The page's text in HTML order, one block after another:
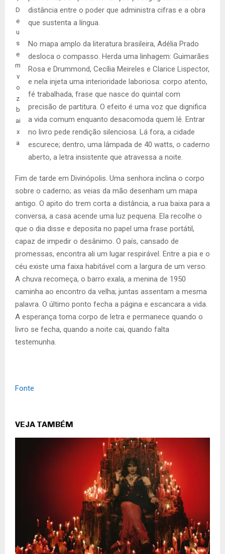
D
e
u
s
e
m
v
o
z
b
ai
x
a
distância entre o poder que administra cifras e a obra
que sustenta a língua.
No mapa amplo da literatura brasileira, Adélia Prado
desloca o compasso. Herda uma linhagem: Guimarães
Rosa e Drummond, Cecília Meireles e Clarice Lispector,
e nela injeta uma interioridade laboriosa: corpo atento,
fé trabalhada, frase que nasce do quintal com
precisão de partitura. O efeito é uma voz que dignifica
a vida comum enquanto desacomoda quem lê. Entrar
no livro pede rendição silenciosa. Lá fora, a cidade
escurece; dentro, uma lâmpada de 40 watts, o caderno
aberto, a letra insistente que atravessa a noite.
Fim de tarde em Divinópolis. Uma senhora inclina o corpo
sobre o caderno; as veias da mão desenham um mapa
antigo. O apito do trem corta a distância, a rua baixa para a
conversa, a casa acende uma luz pequena. Ela recolhe o
que o dia disse e deposita no papel uma frase portátil,
capaz de impedir o desânimo. O país, cansado de
promessas, encontra ali um lugar respirável. Entre a pia e o
céu existe uma faixa habitável com a largura de um verso.
A chuva recomeça, o barro exala, a menina de 1950
caminha ao encontro da velha; juntas assentam a mesma
palavra. O último ponto fecha a página e escancara a vida.
A esperança toma corpo de letra e permanece quando o
livro se fecha, quando a noite cai, quando falta
testemunha.
Fonte
VEJA TAMBÉM